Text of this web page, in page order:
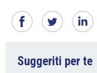
Suggeriti per te